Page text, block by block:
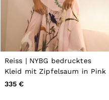
Reiss | NYBG bedrucktes
Kleid mit Zipfelsaum in Pink
335 €